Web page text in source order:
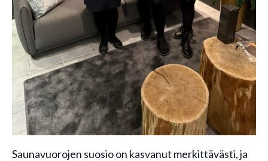
Saunavuorojen suosio on kasvanut merkittävästi, ja